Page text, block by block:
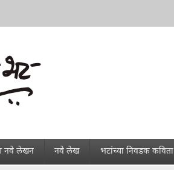
नवे लेखन नवे लेख भटांच्या निवडक कविता